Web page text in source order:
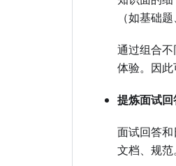
（如基础
通过组合
体验。因
提炼面试
面试回答
文档、规